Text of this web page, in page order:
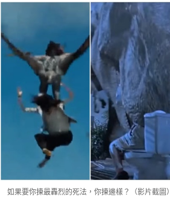
如果要你揀最轟烈的死法，你揀邊樣？（影片截圖）